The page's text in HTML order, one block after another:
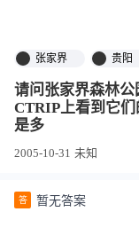
张家界 贵阳
请问张家界森林
CTRIP上看到它
是多
2005-10-31 未知
答 暂无答案